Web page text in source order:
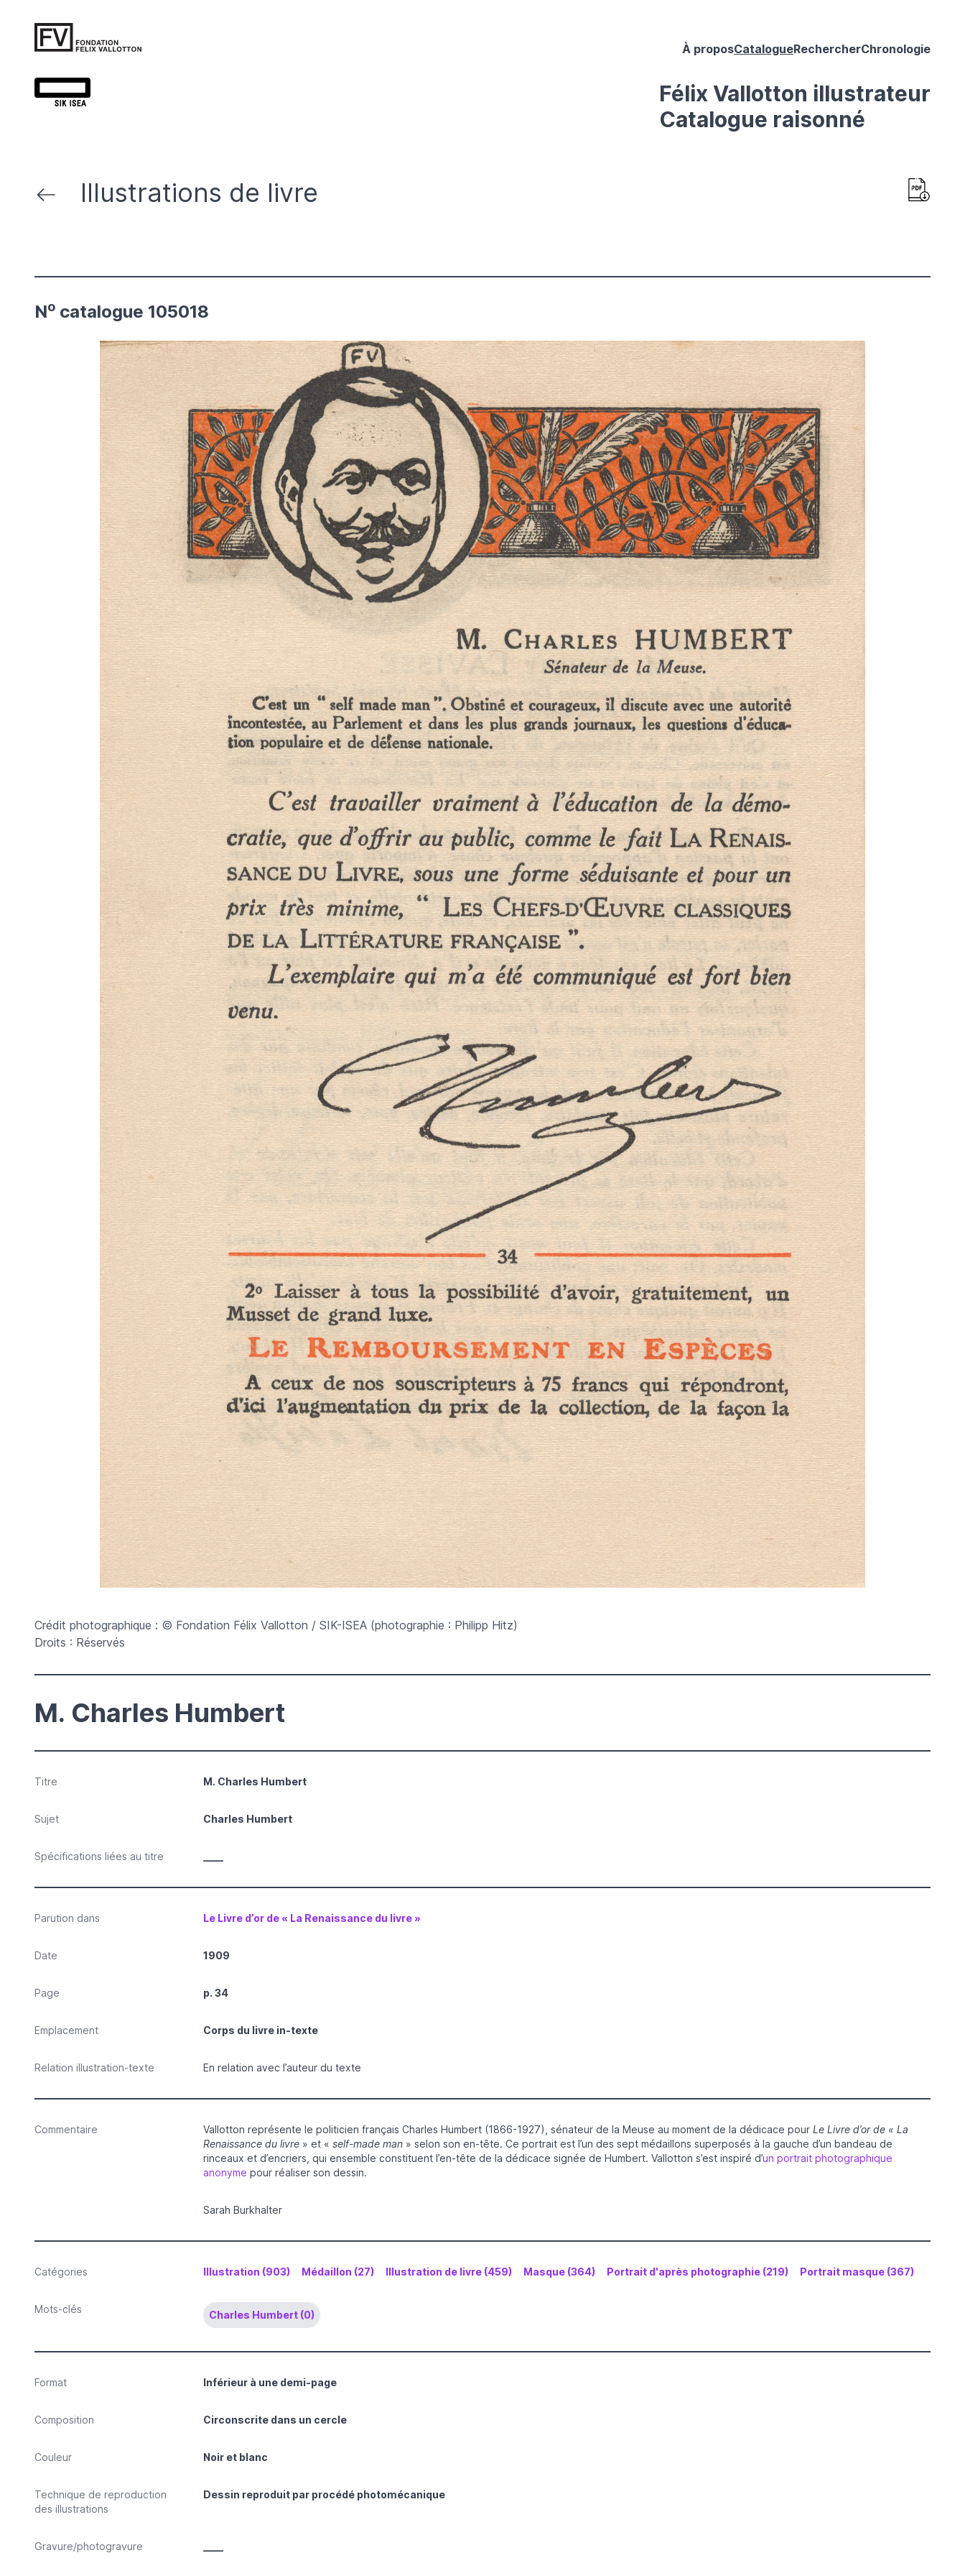
À proposCatalogueRechercherChronologie
Félix Vallotton illustrateur
Catalogue raisonné
Illustrations de livre
No catalogue 105018
Crédit photographique : © Fondation Félix Vallotton / SIK-ISEA (photographie : Philipp Hitz)
Droits : Réservés
M. Charles Humbert
Titre M. Charles Humbert
Sujet Charles Humbert
Spécifications liées au titre
Parution dans Le Livre d’or de « La Renaissance du livre »
Date 1909
Page p. 34
Emplacement Corps du livre in-texte
Relation illustration-texte En relation avec l’auteur du texte
Commentaire Vallotton représente le politicien français Charles Humbert (1866-1927), sénateur de la Meuse au moment de la dédicace pour Le Livre d’or de « La
Renaissance du livre» et « self-made man» selon son en-tête. Ce portrait est l’un des sept médaillons superposés à la gauche d’un bandeau de
rinceaux et d’encriers, qui ensemble constituent l’en-tête de la dédicace signée de Humbert. Vallotton s’est inspiré d’un portrait photographique
anonyme pour réaliser son dessin.
Sarah Burkhalter
Catégories Illustration (903) Médaillon (27) Illustration de livre (459) Masque (364) Portrait d'après photographie (219) Portrait masque (367)
Mots-clés Charles Humbert (0)
Format Inférieur à une demi-page
Composition Circonscrite dans un cercle
Couleur Noir et blanc
Technique de reproduction
des illustrations
Dessin reproduit par procédé photomécanique
Gravure/photogravure